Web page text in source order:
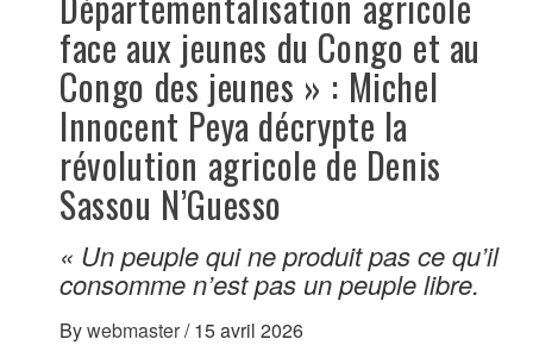
face aux jeunes du Congo et au
Congo des jeunes » : Michel
Innocent Peya décrypte la
révolution agricole de Denis
Sassou N’Guesso
« Un peuple qui ne produit pas ce qu’il
consomme n’est pas un peuple libre.
Bywebmaster/ 15 avril 2026